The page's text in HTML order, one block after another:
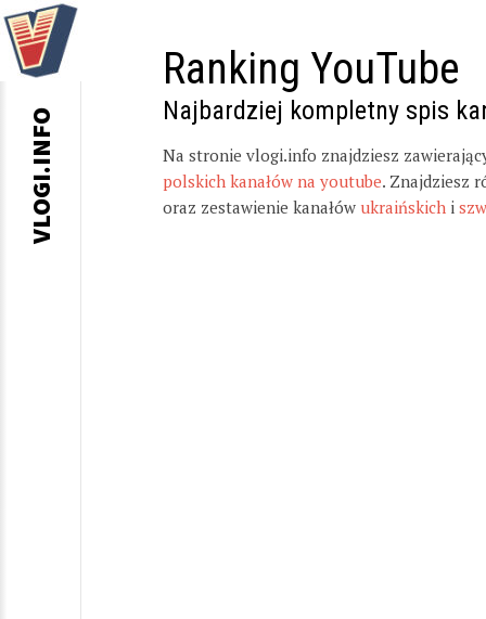
Ranking YouTube
Najbardziej kompletny spis
Na stronie vlogi.info znajdziesz
polskich kanałów na youtube. Znajdziesz
oraz zestawienie kanałów ukraińskich i
VLOGI.INFO